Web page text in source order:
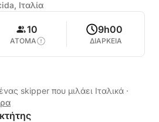
Ιταλία
10
ΑΤΟΜΑ
9h00
ΔΙΑΡΚΕΙΑ
skipper που μιλάει Ιταλικά ·